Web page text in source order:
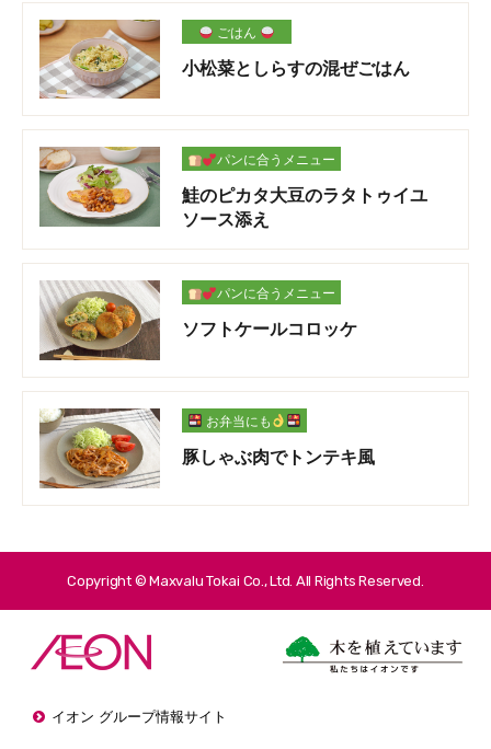
ごはん
小松菜としらすの混ぜごはん
パンに合うメニュー
鮭のピカタ大豆のラタトゥイユ
ソース添え
パンに合うメニュー
ソフトケールコロッケ
お弁当にも
豚しゃぶ肉でトンテキ風
Copyright © Maxvalu Tokai Co., Ltd. All Rights Reserved.
イオン グループ情報サイト